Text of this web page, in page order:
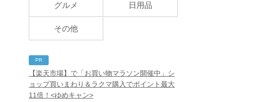
グルメ 日用品
その他
PR
【楽天市場】で「お買い物マラソン開催中」シ
ョップ買いまわり＆ラクマ購入でポイント最大
11倍！<ゆめキャン>